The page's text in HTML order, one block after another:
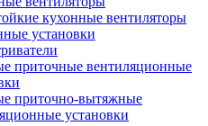
кухонные вентиляторы
установки
приточные вентиляционные
приточно-вытяжные
установки